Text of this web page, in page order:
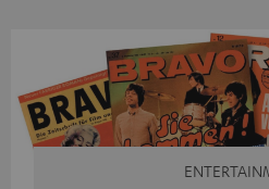
Streaming-System vereint
moderne Streaming-
einem einzigen Gerät – und
Sound heute keine klassische